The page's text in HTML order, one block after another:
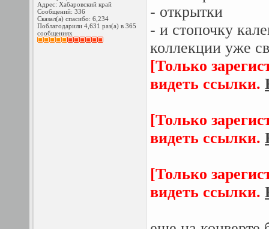
Адрес: Хабаровский край
Сообщений: 336
Сказал(а) спасибо: 6,234
Поблагодарили 4,631 раз(а) в 365
сообщениях
- открытки
- и стопочку
коллекции уже
[Только
видеть ссылки.
[Только
видеть ссылки.
[Только
видеть ссылки.